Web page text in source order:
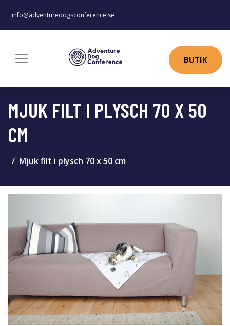
info@adventuredogsconference.se
BUTIK
MJUK FILT I PLYSCH 70 X 50
CM
Mjuk filt i plysch 70 x 50 cm